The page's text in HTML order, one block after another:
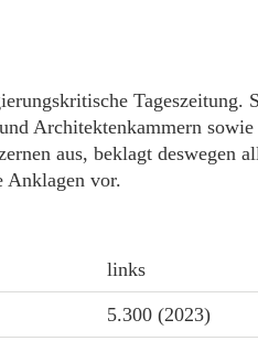
Architektenkammern
aus, beklagt deswegen
Anklagen vor.
links
5.300 (2023)